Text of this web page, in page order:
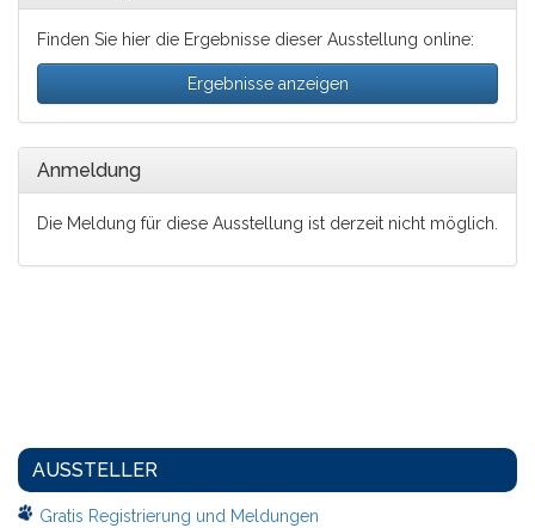
Finden Sie hier die Ergebnisse dieser Ausstellung online:
Ergebnisse anzeigen
Anmeldung
Die Meldung für diese Ausstellung ist derzeit nicht möglich.
AUSSTELLER
Gratis Registrierung und Meldungen